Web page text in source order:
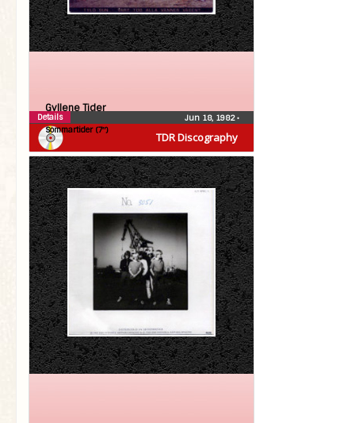
TDR Discography
Gyllene Tider
Sommartider (7″)
Jun 18, 1982•
Details